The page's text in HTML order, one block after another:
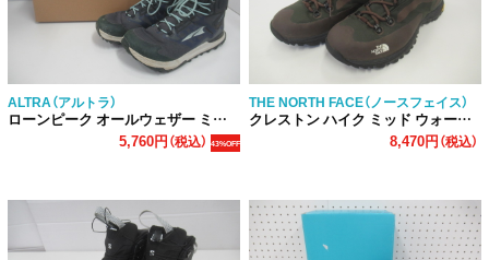
ALTRA（アルトラ）
ローンピーク オールウェザー ミッド 2 レディース
5,760円（税込） 43%OFF
THE NORTH FACE（ノースフェイス）
クレストン ハイク ミッド ウォータープルーフ
8,470円（税込）